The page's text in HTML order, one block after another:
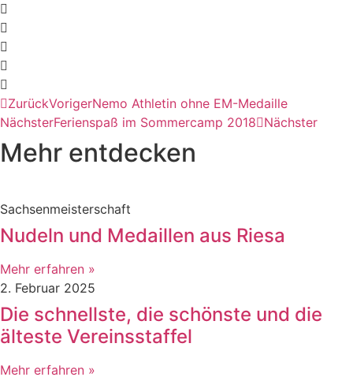
ZurückVorigerNemo Athletin ohne EM-Medaille
NächsterFerienspaß im Sommercamp 2018 Nächster
Mehr entdecken
Sachsenmeisterschaft
Nudeln und Medaillen aus Riesa
Mehr erfahren »
2. Februar 2025
Die schnellste, die schönste und die
älteste Vereinsstaffel
Mehr erfahren »